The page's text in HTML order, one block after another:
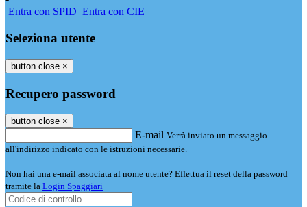
Entra con SPID Entra con CIE
Seleziona utente
button close ×
Recupero password
button close ×
E-mail Verrà inviato un messaggio
all'indirizzo indicato con le istruzioni necessarie.
Non hai una e-mail associata al nome utente? Effettua il reset della password
tramite la Login Spaggiari